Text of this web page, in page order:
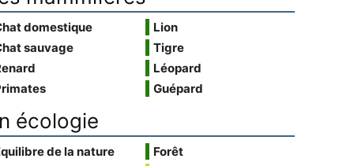
domestique
sauvage
Lion
Tigre
Léopard
Guépard
écologie
de la nature
Forêt